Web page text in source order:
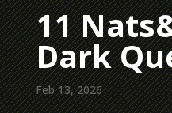
11
Dark
Feb 13, 2026